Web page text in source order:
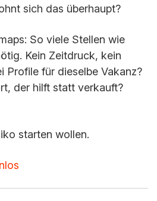
sich das überhaupt?
So viele Stellen wie
Kein Zeitdruck, kein
Profile für dieselbe Vakanz?
der hilft statt verkauft?
starten wollen.